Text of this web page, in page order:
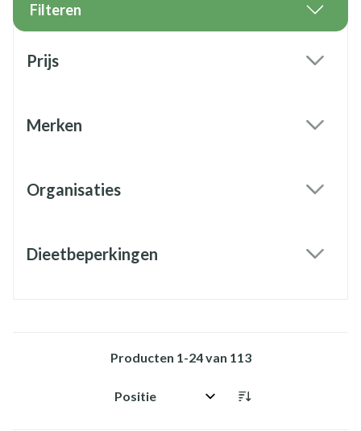
Filteren
Prijs
Merken
Organisaties
Dieetbeperkingen
Producten 1-24van 113
Sorteer op: